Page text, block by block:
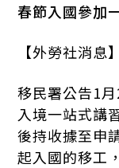
春節入國參加
【外勞社消息】
移民署公告1
入境一站式講
後持收據至申
起入國的移工